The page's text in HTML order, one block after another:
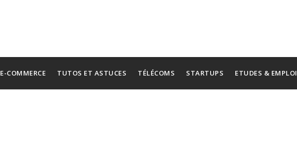
E-COMMERCE TUTOS ET ASTUCES TÉLÉCOMS STARTUPS ETUDES & EMPLOI